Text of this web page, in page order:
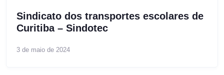
Sindicato dos transportes escolares de
Curitiba – Sindotec
3 de maio de 2024